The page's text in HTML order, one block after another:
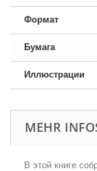
Формат
Бумага
Иллюстрации
MEHR
В этой книге